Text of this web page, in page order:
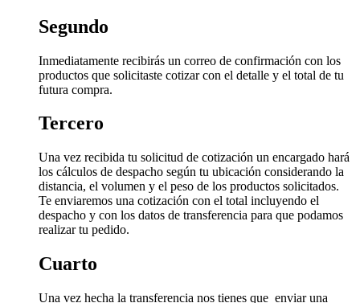
Segundo
Inmediatamente recibirás un correo de confirmación con los
productos que solicitaste cotizar con el detalle y el total de tu
futura compra.
Tercero
Una vez recibida tu solicitud de cotización un encargado hará
los cálculos de despacho según tu ubicación considerando la
distancia, el volumen y el peso de los productos solicitados.
Te enviaremos una cotización con el total incluyendo el
despacho y con los datos de transferencia para que podamos
realizar tu pedido.
Cuarto
Una vez hecha la transferencia nos tienes que enviar una